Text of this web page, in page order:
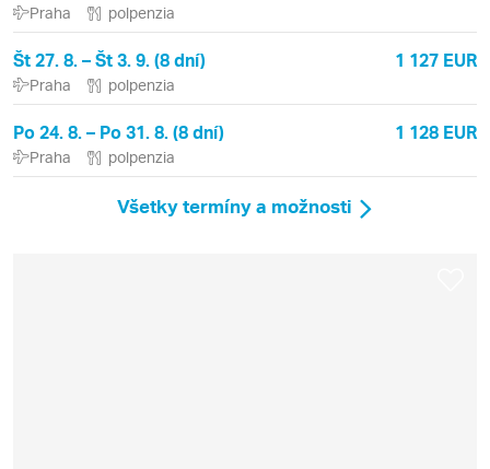
Praha polpenzia
Št 27. 8. – Št 3. 9. (8 dní) 1 127 EUR
Praha polpenzia
Po 24. 8. – Po 31. 8. (8 dní) 1 128 EUR
Praha polpenzia
Všetky termíny a možnosti